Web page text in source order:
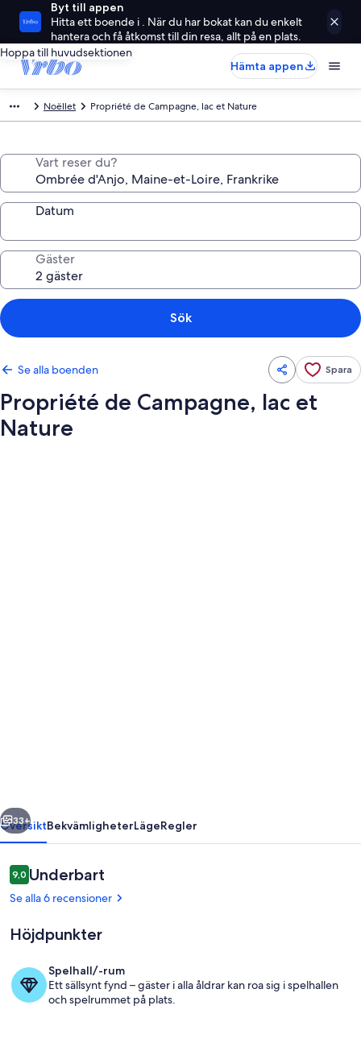
Byt till appen
Hitta ett boende i . När du har bokat kan du enkelt
hantera och få åtkomst till din resa, allt på en plats.
Hoppa till huvudsektionen
Hämta appen
Noëllet Propriété de Campagne, lac et Nature
Vart reser du?
Datum
Gäster
Sök
Se alla boenden Spara
Propriété de Campagne, lac et
Nature
Nästa
33+
ÖversiktBekvämligheterLägeRegler
Recensioner
9,09,0 av 10,
Underbart
Se alla 6 recensioner
Höjdpunkter
Spelhall/-rum
Ett sällsynt fynd – gäster i alla åldrar kan roa sig i spelhallen
och spelrummet på plats.